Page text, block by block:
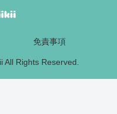
免責事項
Rights Reserved.